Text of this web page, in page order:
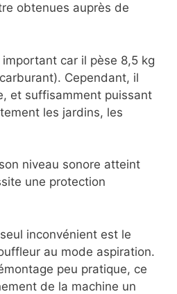
obtenues auprès de
car il pèse 8,5 kg
Cependant, il
et suffisamment puissant
les jardins, les
niveau sonore atteint
une protection
inconvénient est le
au mode aspiration.
peu pratique, ce
de la machine un